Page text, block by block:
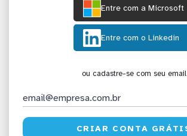
Entre com a Microsoft
Entre com o Linkedin
ou cadastre-se com seu email